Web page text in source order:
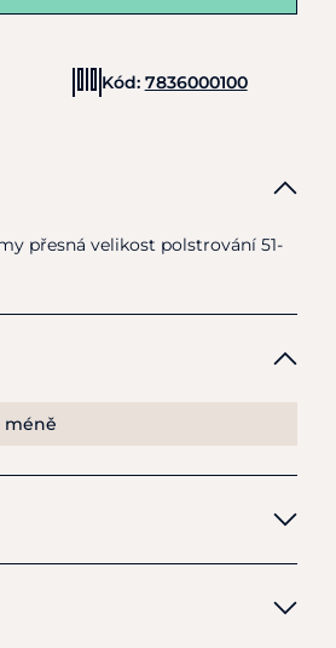
Kód: 7836000100
přesná velikost polstrování 51-
méně